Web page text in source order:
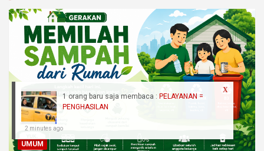
UMUM
1 orang baru saja membaca : PELAYANAN =
PENGHASILAN
2 minutes ago
X